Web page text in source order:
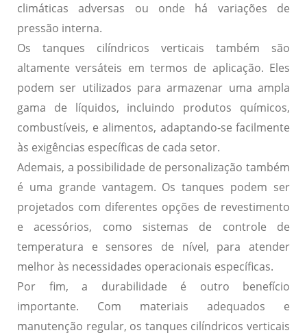
climáticas adversas ou onde há variações de
pressão interna.
Os tanques cilíndricos verticais também são
altamente versáteis em termos de aplicação. Eles
podem ser utilizados para armazenar uma ampla
gama de líquidos, incluindo produtos químicos,
combustíveis, e alimentos, adaptando-se facilmente
às exigências específicas de cada setor.
Ademais, a possibilidade de personalização também
é uma grande vantagem. Os tanques podem ser
projetados com diferentes opções de revestimento
e acessórios, como sistemas de controle de
temperatura e sensores de nível, para atender
melhor às necessidades operacionais específicas.
Por fim, a durabilidade é outro benefício
importante. Com materiais adequados e
manutenção regular, os tanques cilíndricos verticais